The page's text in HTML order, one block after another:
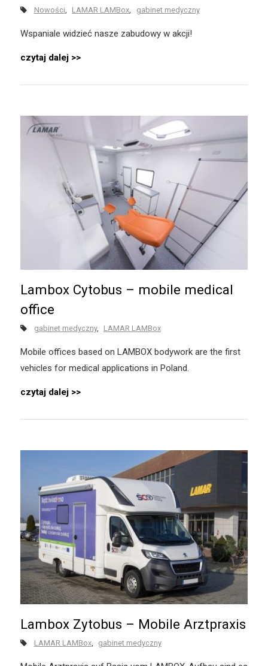
Nowości LAMAR LAMBox gabinet medyczny
Wspaniale widzieć nasze zabudowy w akcji!
czytaj dalej
Lambox Cytobus – mobile medical
office
gabinet medyczny LAMAR LAMBox
Mobile offices based on LAMBOX bodywork are the first
vehicles for medical applications in Poland.
czytaj dalej
Lambox Zytobus – Mobile Arztpraxis
LAMAR LAMBox gabinet medyczny